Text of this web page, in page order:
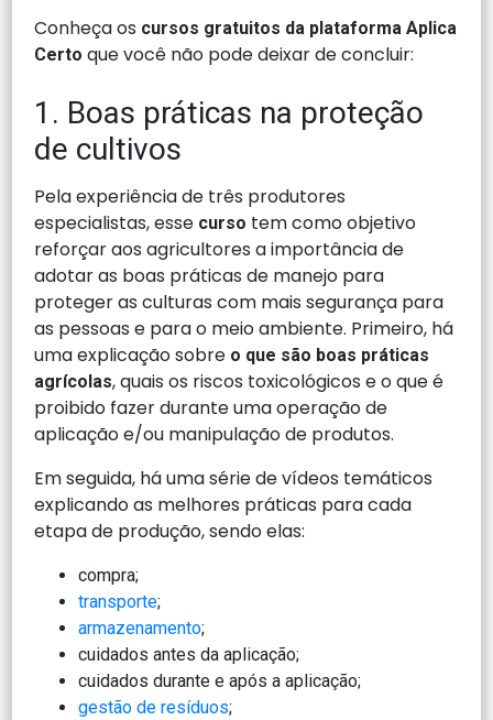
Conheça os cursos gratuitos da plataforma Aplica
Certo que você não pode deixar de concluir:
1. Boas práticas na proteção
de cultivos
Pela experiência de três produtores
especialistas, esse curso tem como objetivo
reforçar aos agricultores a importância de
adotar as boas práticas de manejo para
proteger as culturas com mais segurança para
as pessoas e para o meio ambiente. Primeiro, há
uma explicação sobre o que são boas práticas
agrícolas, quais os riscos toxicológicos e o que é
proibido fazer durante uma operação de
aplicação e/ou manipulação de produtos.
Em seguida, há uma série de vídeos temáticos
explicando as melhores práticas para cada
etapa de produção, sendo elas:
compra;
transporte;
armazenamento;
cuidados antes da aplicação;
cuidados durante e após a aplicação;
gestão de resíduos;